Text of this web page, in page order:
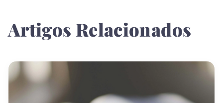
Artigos Relacionados